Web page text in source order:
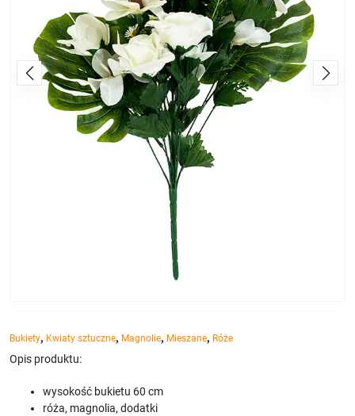
Bukiety, Kwiaty sztuczne, Magnolie, Mieszane, Róże
Opis produktu:
wysokość bukietu 60 cm
róża, magnolia, dodatki